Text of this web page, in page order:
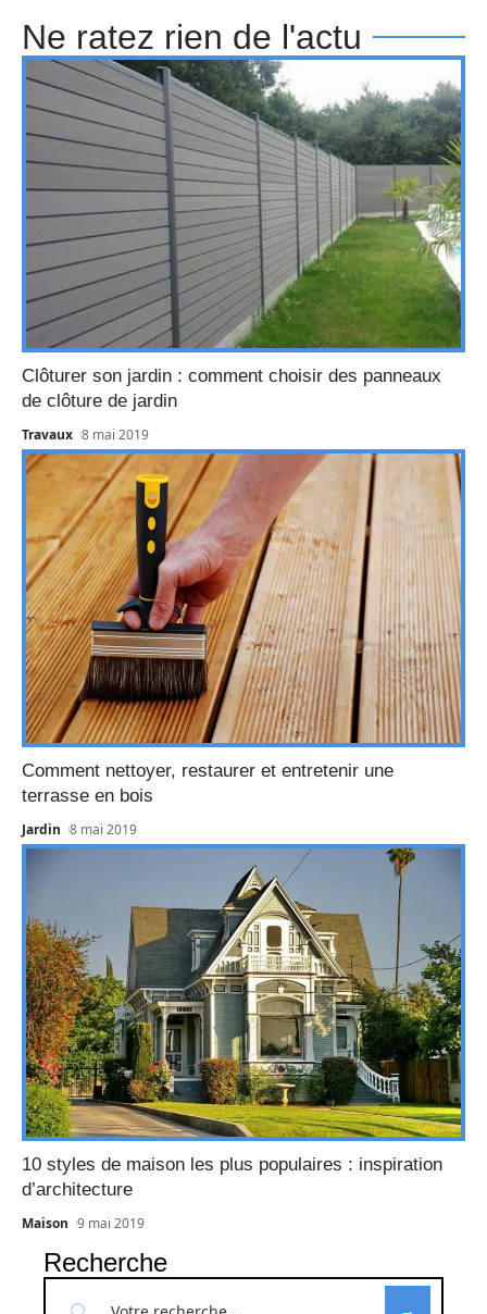
Ne ratez rien de l'actu
Clôturer son jardin : comment choisir des panneaux
de clôture de jardin
Travaux 8 mai 2019
Comment nettoyer, restaurer et entretenir une
terrasse en bois
Jardin 8 mai 2019
10 styles de maison les plus populaires : inspiration
d’architecture
Maison 9 mai 2019
Recherche